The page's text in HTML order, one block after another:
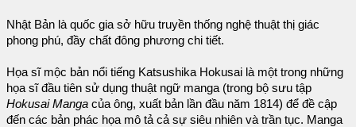
Nhật Bản là quốc gia sở hữu truyền thống nghệ thuật thị giác
phong phú, đầy chất đông phương chi tiết.
Họa sĩ mộc bản nổi tiếng Katsushika Hokusai là một trong những
họa sĩ đầu tiên sử dụng thuật ngữ manga (trong bộ sưu tập
Hokusai Manga của ông, xuất bản lần đầu năm 1814) để đề cập
đến các bản phác họa mô tả cả sự siêu nhiên và trần tục. Manga